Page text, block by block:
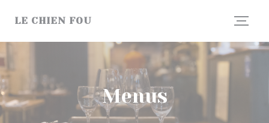
LE CHIEN FOU
Menus